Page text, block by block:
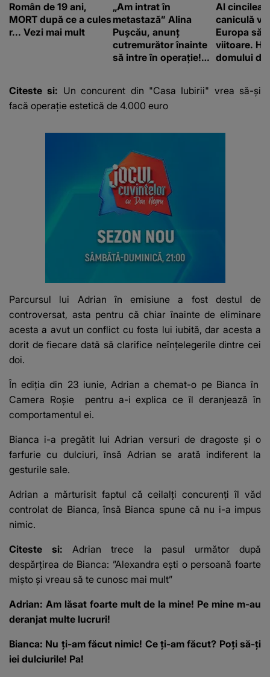
Român de 19 ani,
MORT după ce a cules
r... Vezi mai mult
„Am intrat în
metastază” Alina
Pușcău, anunț
cutremurător înainte
să intre în operație!
fanilor
Al cincilea
caniculă
Europa
viitoare.
domului de
Citeste si: Un concurent din "Casa Iubirii" vrea să-și
facă operație estetică de 4.000 euro
Parcursul lui Adrian în emisiune a fost destul de
controversat, asta pentru că chiar înainte de eliminare
acesta a avut un conflict cu fosta lui iubită, dar acesta a
dorit de fiecare dată să clarifice neînțelegerile dintre cei
doi.
În ediția din 23 iunie, Adrian a chemat-o pe Bianca în
Camera Roșiepentru a-i explica ce îl deranjează în
comportamentul ei.
Bianca i-a pregătit lui Adrian versuri de dragoste și o
farfurie cu dulciuri, însă Adrian se arată indiferent la
gesturile sale.
Adrian a mărturisit faptul că ceilalți concurenți îl văd
controlat de Bianca, însă Bianca spune că nu i-a impus
nimic.
Citeste si:Adrian trece la pasul următor după
despărțirea de Bianca: ”Alexandra ești o persoană foarte
mișto și vreau să te cunosc mai mult”
Adrian: Am lăsat foarte mult de la mine! Pe mine m-au
deranjat multe lucruri!
Bianca: Nu ți-am făcut nimic! Ce ți-am făcut? Poți să-ți
iei dulciurile! Pa!